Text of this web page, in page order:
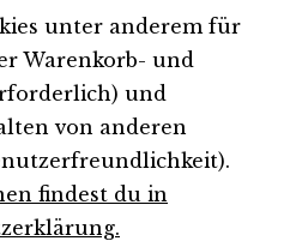
unter anderem für
Warenkorb- und
und
von anderen
findest du in